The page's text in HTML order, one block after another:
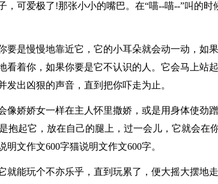
可爱极了!那张小小的嘴巴。在“喵--喵--”叫的时
要是慢慢地靠近它，它的小耳朵就会动一动，如
看着你，如果你要是它不认识的人。它会马上站
出凶狠的声音，直到把你吓走为止。
像娇娇女一样在主人怀里撒娇，或是用身体使劲
抱起它，放在自己的腿上，过一会儿，它就会在
文作文600字猫说明文作文600字。
就能玩个不亦乐乎，直到玩累了，便大摇大摆地